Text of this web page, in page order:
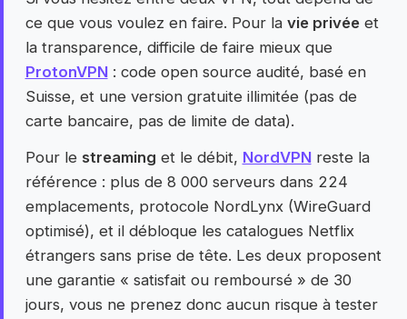
ce que vous voulez en faire. Pour la vie privéeet
la transparence, difficile de faire mieux que
ProtonVPN: code open source audité, basé en
Suisse, et une version gratuite illimitée (pas de
carte bancaire, pas de limite de data).
Pour le streaming et le débit, NordVPNreste la
référence : plus de 8 000 serveurs dans 224
emplacements, protocole NordLynx (WireGuard
optimisé), et il débloque les catalogues Netflix
étrangers sans prise de tête. Les deux proposent
une garantie « satisfait ou remboursé » de 30
jours, vous ne prenez donc aucun risque à tester